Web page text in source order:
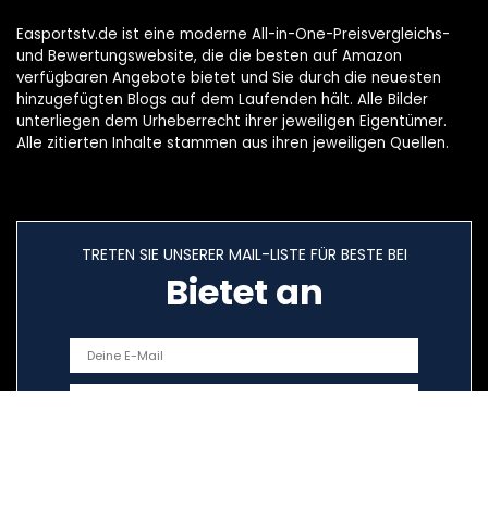
Easportstv.de ist eine moderne All-in-One-Preisvergleichs-
und Bewertungswebsite, die die besten auf Amazon
verfügbaren Angebote bietet und Sie durch die neuesten
hinzugefügten Blogs auf dem Laufenden hält. Alle Bilder
unterliegen dem Urheberrecht ihrer jeweiligen Eigentümer.
Alle zitierten Inhalte stammen aus ihren jeweiligen Quellen.
TRETEN SIE UNSERER MAIL-LISTE FÜR BESTE BEI
Bietet an